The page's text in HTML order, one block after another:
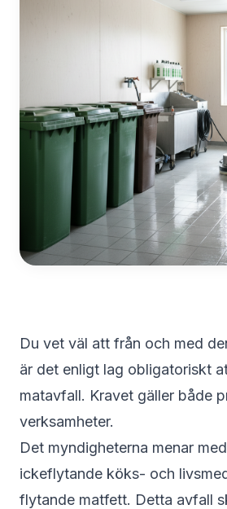
Du vet väl att från och med
är det enligt lag obligatoriskt
matavfall. Kravet gäller både
verksamheter.
Det myndigheterna menar
ickeflytande köks- och
flytande matfett. Detta avfall